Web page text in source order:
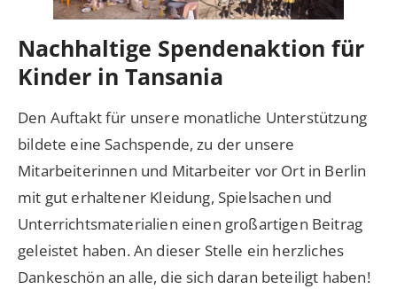
Nachhaltige Spendenaktion für
Kinder in Tansania
Den Auftakt für unsere monatliche Unterstützung
bildete eine Sachspende, zu der unsere
Mitarbeiterinnen und Mitarbeiter vor Ort in Berlin
mit gut erhaltener Kleidung, Spielsachen und
Unterrichtsmaterialien einen großartigen Beitrag
geleistet haben. An dieser Stelle ein herzliches
Dankeschön an alle, die sich daran beteiligt haben!